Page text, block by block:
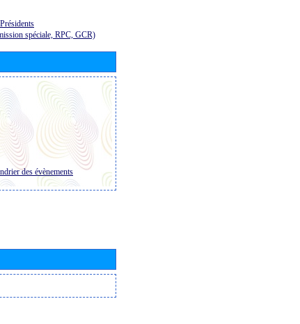
spéciale, RPC, GCR)
des évènements